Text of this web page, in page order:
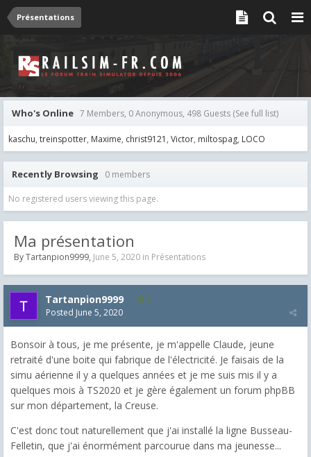
Présentations
Who's Online 7 Members, 0 Anonymous, 498 Guests (See full list)
kaschu treinspotter Maxime christ9121 Victor miltospag LOCO
Recently Browsing 0 members
No registered users viewing this page.
Ma présentation
ByTartanpion9999, June 5, 2020 in Présentations
Tartanpion9999 1
Posted June 5, 2020
Bonsoir à tous, je me présente, je m'appelle Claude, jeune
retraité d'une boite qui fabrique de l'électricité. Je faisais de la
simu aérienne il y a quelques années et je me suis mis il y a
quelques mois à TS2020 et je gère également un forum phpBB
sur mon département, la Creuse.
C'est donc tout naturellement que j'ai installé la ligne Busseau-
Felletin, que j'ai énormément parcourue dans ma jeunesse...